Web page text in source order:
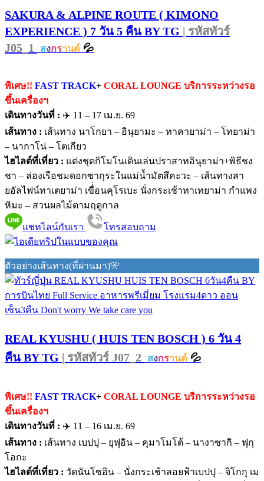
SAKURA & ALPINE ROUTE ( KIMONO
EXPERIENCE ) 7 วัน 5 คืน BY TG | รหัสทัวร์
J05_1
สงกรานต์ 💦
พิเศษ!! FAST TRACK+ CORAL LOUNGE บริการระหว่างรอ
ขึ้นเครื่องฯ
เดินทางวันที่ : ✈️ 11 – 17 เม.ย. 69
เส้นทาง : เส้นทาง นาโกยา – อินุยามะ – ทาคายาม่า – โทยาม่า
– นากาโน่ – โตเกียว
ไฮไลต์ที่เที่ยว : แต่งชุดกิโมโนเดินเล่นปราสาทอินุยาม่า+พิธีชง
ชา – ล่องเรือชมดอกซากุระในแม่น้ำมัตสึคะวะ – เส้นทางสา
ยอัลไฟน์ทาเตยาม่า เขื่่อนคุโรเบะ นั่งกระเช้าทาเทยาม่า กำแพง
หิมะ – สวนผลไม้ตามฤดูกาล
แชทไลน์กับเรา โทรสอบถาม
ตัวอย่างเส้นทาง(ที่ผ่านมา)🎌
REAL KYUSHU ( HUIS TEN BOSCH ) 6 วัน 4
คืน BY TG | รหัสทัวร์ J07_2 สงกรานต์ 💦
พิเศษ!! FAST TRACK+ CORAL LOUNGE บริการระหว่างรอ
ขึ้นเครื่องฯ
เดินทางวันที่ : ✈️ 11 – 16 เม.ย. 69
เส้นทาง : เส้นทาง เบปปุ – ยุฟุอิน – คุมาโมโต้ – นางาซากิ – ฟุกุ
โอกะ
ไฮไลต์ที่เที่ยว : วัดนันโซอิน – นั่งกระเช้าลอยฟ้าเบปปุ – จิโกกุ เม